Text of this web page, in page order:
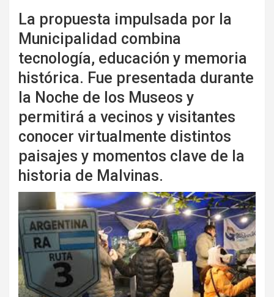
La propuesta impulsada por la
Municipalidad combina
tecnología, educación y memoria
histórica. Fue presentada durante
la Noche de los Museos y
permitirá a vecinos y visitantes
conocer virtualmente distintos
paisajes y momentos clave de la
historia de Malvinas.